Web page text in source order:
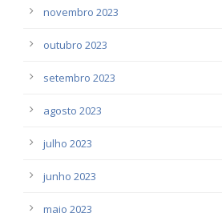
novembro 2023
outubro 2023
setembro 2023
agosto 2023
julho 2023
junho 2023
maio 2023